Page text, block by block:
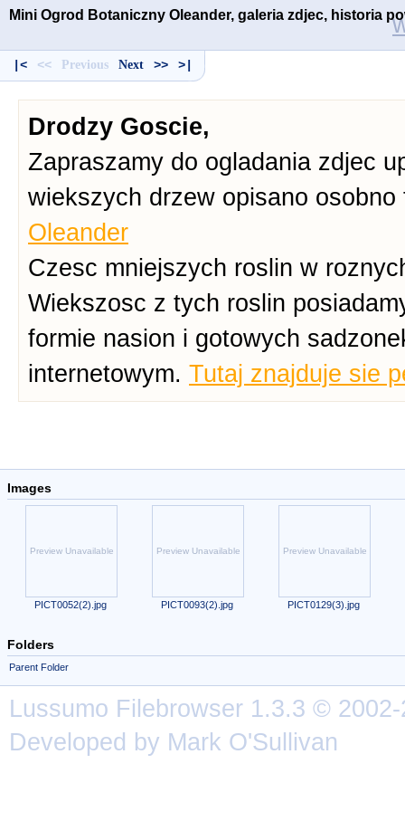
Mini Ogrod Botaniczny Oleander, galeria zdjec, historia
|< << Previous Next >> >|
Drodzy Goscie,
Zapraszamy do ogladania zdjec
wiekszych drzew opisano
Oleander
Czesc mniejszych roslin w
Wiekszosc z tych roslin
formie nasion i gotowych
internetowym. Tutaj znajduje sie
Images
Preview Unavailable
PICT0052(2).jpg
Preview Unavailable
PICT0093(2).jpg
Preview Unavailable
PICT0129(3).jpg
Folders
Parent Folder
Lussumo Filebrowser 1.3.3 ©
Developed by Mark O'Sullivan